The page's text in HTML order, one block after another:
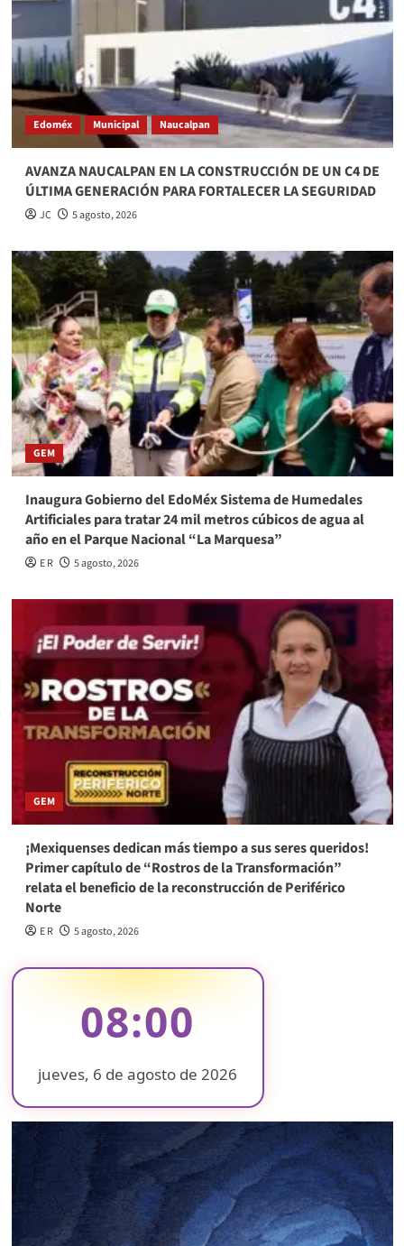
Edoméx Municipal Naucalpan
AVANZA NAUCALPAN EN LA CONSTRUCCIÓN DE UN C4 DE
ÚLTIMA GENERACIÓN PARA FORTALECER LA SEGURIDAD
JC 5 agosto, 2026
GEM
Inaugura Gobierno del EdoMéx Sistema de Humedales
Artificiales para tratar 24 mil metros cúbicos de agua al
año en el Parque Nacional “La Marquesa”
E R 5 agosto, 2026
GEM
¡Mexiquenses dedican más tiempo a sus seres queridos!
Primer capítulo de “Rostros de la Transformación”
relata el beneficio de la reconstrucción de Periférico
Norte
E R 5 agosto, 2026
08:00
jueves, 6 de agosto de 2026
❄
❄
❄ ❄
❄